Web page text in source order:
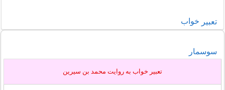
تعبير خواب
سوسمار
تعبير خواب به روايت محمد بن سيرين